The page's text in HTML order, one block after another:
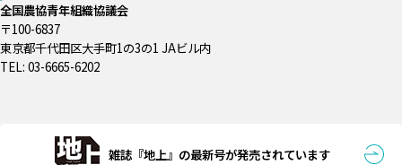
全国農協青年組織協議会
〒100-6837
東京都千代田区大手町1の3の1 JAビル内
TEL: 03-6665-6202
雑誌『地上』の最新号が発売されています